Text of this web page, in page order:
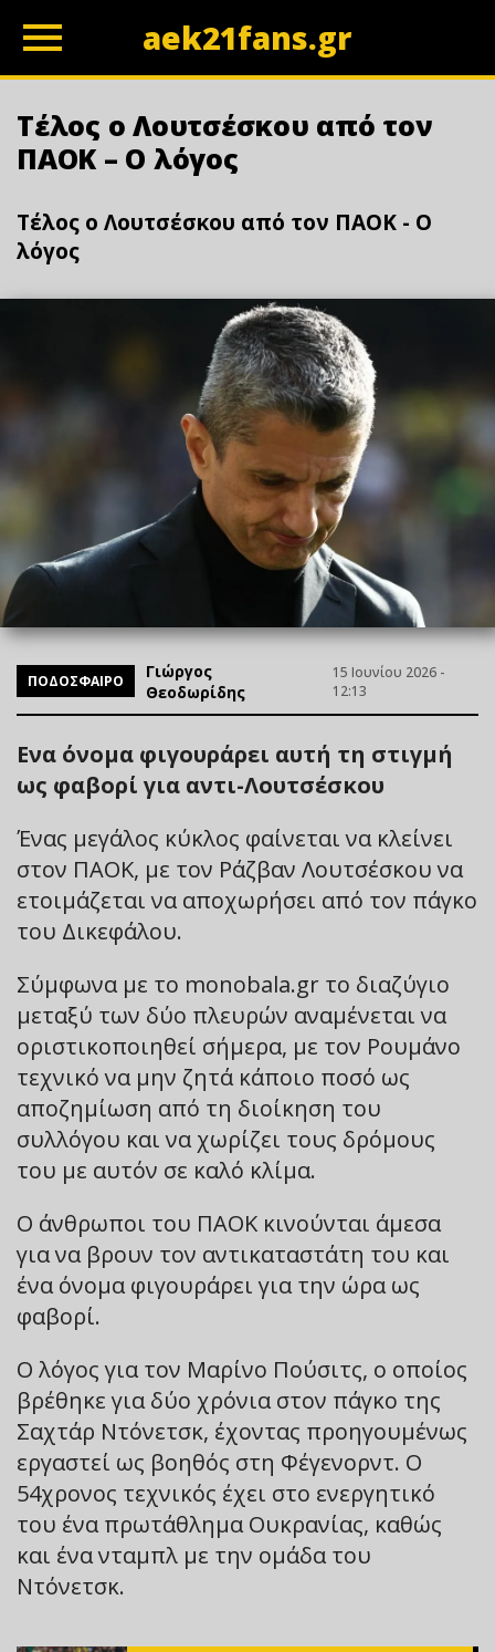
aek21fans.gr
Τέλος ο Λουτσέσκου από τον
ΠΑΟΚ – Ο λόγος
Τέλος ο Λουτσέσκου από τον ΠΑΟΚ - Ο
λόγος
ΠΟΔΟΣΦΑΙΡΟ
Γιώργος
Θεοδωρίδης
15 Ιουνίου 2026 -
12:13
Ενα όνομα φιγουράρει αυτή τη στιγμή
ως φαβορί για αντι-Λουτσέσκου
Ένας μεγάλος κύκλος φαίνεται να κλείνει
στον ΠΑΟΚ, με τον Ράζβαν Λουτσέσκου να
ετοιμάζεται να αποχωρήσει από τον πάγκο
του Δικεφάλου.
Σύμφωνα με το monobala.gr το διαζύγιο
μεταξύ των δύο πλευρών αναμένεται να
οριστικοποιηθεί σήμερα, με τον Ρουμάνο
τεχνικό να μην ζητά κάποιο ποσό ως
αποζημίωση από τη διοίκηση του
συλλόγου και να χωρίζει τους δρόμους
του με αυτόν σε καλό κλίμα.
Ο άνθρωποι του ΠΑΟΚ κινούνται άμεσα
για να βρουν τον αντικαταστάτη του και
ένα όνομα φιγουράρει για την ώρα ως
φαβορί.
Ο λόγος για τον Μαρίνο Πούσιτς, ο οποίος
βρέθηκε για δύο χρόνια στον πάγκο της
Σαχτάρ Ντόνετσκ, έχοντας προηγουμένως
εργαστεί ως βοηθός στη Φέγενορντ. Ο
54χρονος τεχνικός έχει στο ενεργητικό
του ένα πρωτάθλημα Ουκρανίας, καθώς
και ένα νταμπλ με την ομάδα του
Ντόνετσκ.